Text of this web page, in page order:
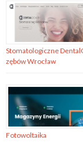
Stomatologiczne
zębów Wrocław
Fotowoltaika